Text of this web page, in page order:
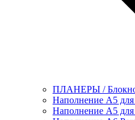
ПЛАНЕРЫ /
Наполнение А5 для
Наполнение А5 для